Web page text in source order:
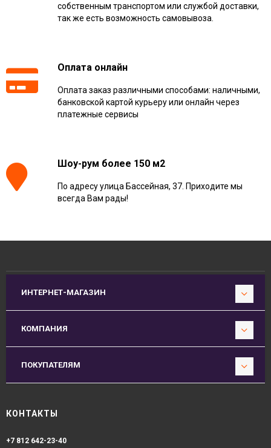
собственным транспортом или службой доставки,
так же есть возможность самовывоза.
Оплата онлайн
Оплата заказ различными способами: наличными,
банковской картой курьеру или онлайн через
платежные сервисы
Шоу-рум более 150 м2
По адресу улица Бассейная, 37. Приходите мы
всегда Вам рады!
ИНТЕРНЕТ-МАГАЗИН
КОМПАНИЯ
ПОКУПАТЕЛЯМ
КОНТАКТЫ
+7 812 642-23-40